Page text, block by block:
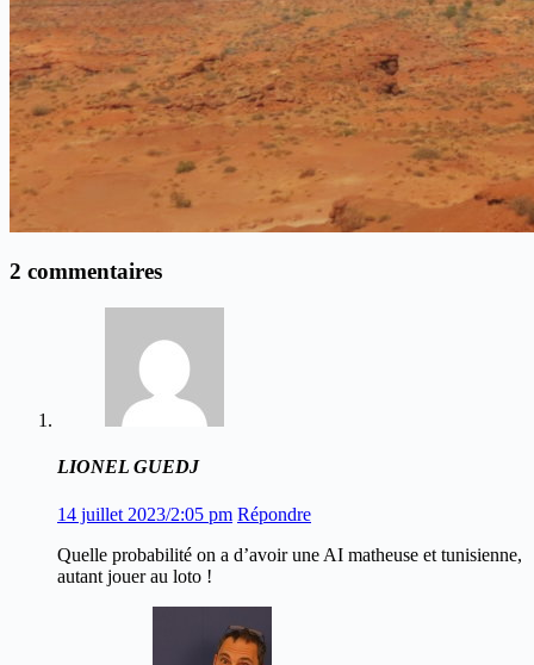
2 commentaires
LIONEL GUEDJ
14 juillet 2023/2:05 pm Répondre
Quelle probabilité on a d’avoir une AI matheuse et tunisienne,
autant jouer au loto !